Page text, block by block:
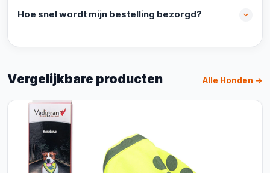
Hoe snel wordt mijn bestelling bezorgd?
Vergelijkbare producten Alle Honden →